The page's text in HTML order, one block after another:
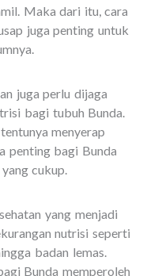
Maka dari itu, cara
juga penting untuk
juga perlu dijaga
bagi tubuh Bunda.
menyerap
penting bagi Bunda
cukup.
yang menjadi
nutrisi seperti
badan lemas.
Bunda memperoleh